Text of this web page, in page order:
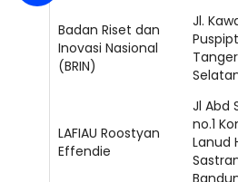
Badan Riset dan
Inovasi Nasional
(BRIN)
Jl.
LAFIAU Roostyan
Effendie
Jl Abd
no.1
Lanud